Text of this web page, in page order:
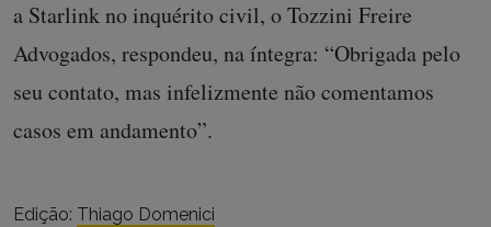
a Starlink no inquérito civil, o Tozzini Freire
Advogados, respondeu, na íntegra: “Obrigada pelo
seu contato, mas infelizmente não comentamos
casos em andamento”.
Edição: Thiago Domenici